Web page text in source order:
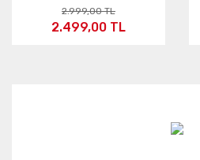
2.999,00 TL
2.499,00 TL